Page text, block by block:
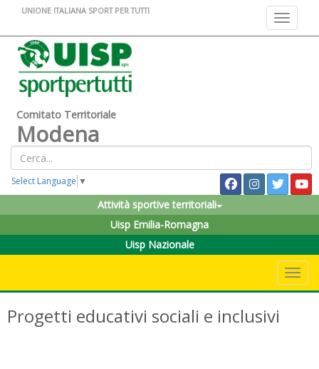
Toggle
UNIONE ITALIANA SPORT PER TUTTI
Comitato Territoriale
Modena
Select Language ▼
Attività sportive territoriali
Uisp Emilia-Romagna
Uisp Nazionale
Progetti educativi sociali e inclusivi